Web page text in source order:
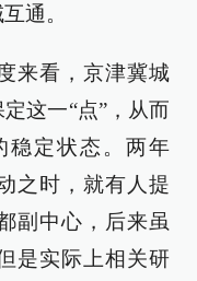
通。
来看，京津冀城
这一“点”，从而
稳定状态。两年
之时，就有人提
副中心，后来虽
是实际上相关研